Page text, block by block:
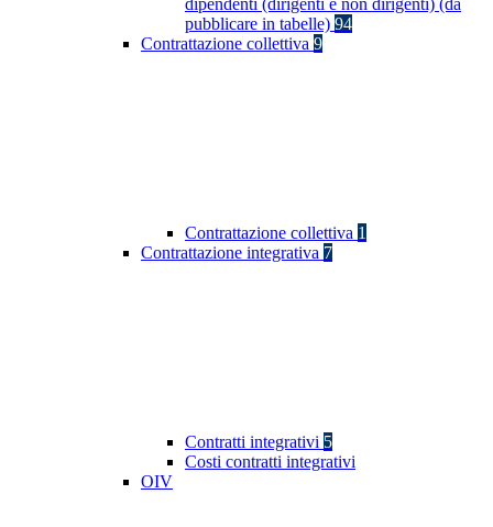
dipendenti (dirigenti e non dirigenti) (da
pubblicare in tabelle) 94
Contrattazione collettiva 9
Contrattazione collettiva 1
Contrattazione integrativa 7
Contratti integrativi 5
Costi contratti integrativi
OIV